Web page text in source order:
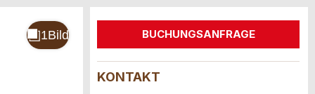
BUCHUNGSANFRAGE
KONTAKT